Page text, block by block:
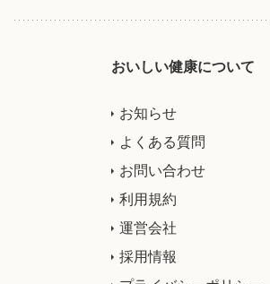
おいしい健康について
お知らせ
よくある質問
お問い合わせ
利用規約
運営会社
採用情報